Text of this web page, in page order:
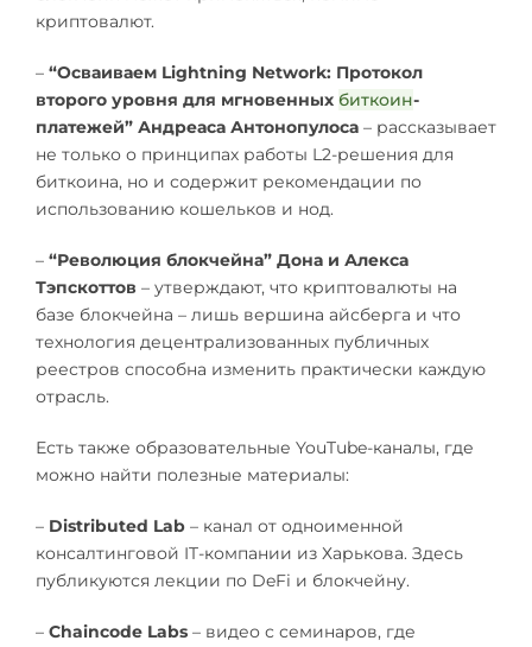
криптовалют.
– “Осваиваем Lightning Network: Протокол
второго уровня для мгновенных биткоин-
платежей” Андреаса Антонопулоса – рассказывает
не только о принципах работы L2-решения для
биткоина, но и содержит рекомендации по
использованию кошельков и нод.
– “Революция блокчейна” Дона и Алекса
Тэпскоттов – утверждают, что криптовалюты на
базе блокчейна – лишь вершина айсберга и что
технология децентрализованных публичных
реестров способна изменить практически каждую
отрасль.
Есть также образовательные YouTube-каналы, где
можно найти полезные материалы:
– Distributed Lab – канал от одноименной
консалтинговой IT-компании из Харькова. Здесь
публикуются лекции по DeFi и блокчейну.
– Chaincode Labs – видео с семинаров, где